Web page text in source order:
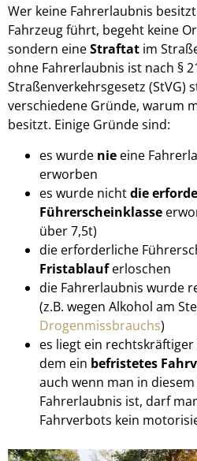
Wer keine Fahrerlaubnis
Fahrzeug führt, begeht keine
sondern eineStraftat im
ohne Fahrerlaubnis ist nach §
Straßenverkehrsgesetz (StVG)
verschiedene Gründe, warum
besitzt. Einige Gründe sind:
es wurde nie eine
erworben
es wurde nichtdie
Führerscheinklasse
über 7,5t)
die erforderliche
Fristablauferloschen
die Fahrerlaubnis wurde
(z.B. wegen Alkohol am
Drogenmissbrauchs)
es liegt ein
dem ein befristetes
auch wenn man in
Fahrerlaubnis ist, darf
Fahrverbots kein